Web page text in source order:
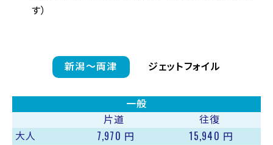
す）
新潟〜両津 ジェットフォイル
一般
片道
往復
大人
7,970 円 15,940 円